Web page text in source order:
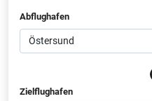
Abflughafen
Zielflughafen